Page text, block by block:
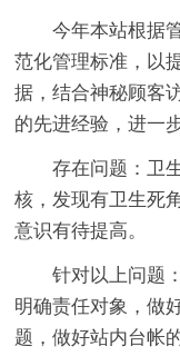
今年本站根据
范化管理标准，以
据，结合神秘顾客
的先进经验，进一
存在问题：卫
核，发现有卫生死
意识有待提高。
针对以上问题
明确责任对象，做
题，做好站内台帐